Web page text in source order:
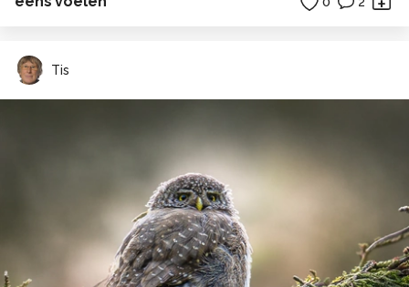
Tis